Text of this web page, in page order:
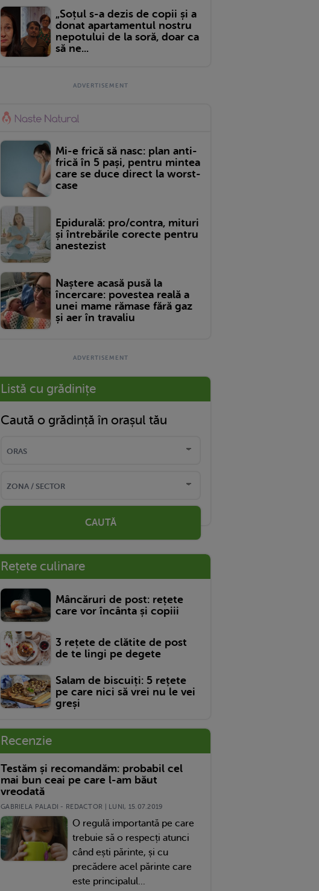
„Soțul s-a dezis de copii și a
donat apartamentul nostru
nepotului de la soră, doar ca
să ne...
Mi-e frică să nasc: plan anti-
frică în 5 pași, pentru mintea
care se duce direct la worst-
case
Epidurală: pro/contra, mituri
și întrebările corecte pentru
anestezist
Naștere acasă pusă la
încercare: povestea reală a
unei mame rămase fără gaz
și aer în travaliu
Listă cu grădinițe
Caută o grădință în orașul tău
CAUTĂ
Rețete culinare
Mâncăruri de post: rețete
care vor încânta și copiii
3 rețete de clătite de post
de te lingi pe degete
Salam de biscuiți: 5 rețete
pe care nici să vrei nu le vei
greși
Recenzie
Testăm și recomandăm: probabil cel
mai bun ceai pe care l-am băut
vreodată
GABRIELA PALADI - REDACTOR | LUNI, 15.07.2019
O regulă importantă pe care
trebuie să o respecți atunci
când ești părinte, și cu
precădere acel părinte care
este principalul...